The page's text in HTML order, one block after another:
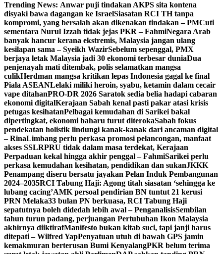
Trending News: Anwar puji tindakan AKPS sita kontena
disyaki bawa dagangan ke IsraelSiasatan RCI TH tanpa
kompromi, yang bersalah akan dikenakan tindakan – PMCuti
sementara Nurul Izzah tidak jejas PKR – FahmiNegara Arab
banyak hancur kerana ekstremis, Malaysia jangan ulang
kesilapan sama – Syeikh WazirSebelum sepenggal, PMX
berjaya letak Malaysia jadi 30 ekonomi terbesar duniaDua
penjenayah mati ditembak, polis selamatkan mangsa
culikHerdman mangsa kritikan lepas Indonesia gagal ke final
Piala ASEANLelaki miliki heroin, syabu, ketamin dalam cecair
vape ditahanPRO-DR 2026 Saratok sedia belia hadapi cabaran
ekonomi digitalKerajaan Sabah kenal pasti pakar atasi krisis
petugas kesihatanPelbagai kemudahan di Sarikei bakal
dipertingkat, ekonomi baharu turut diterokaSabah fokus
pendekatan holistik lindungi kanak-kanak dari ancaman digital
– RinaLimbang perlu perkasa promosi pelancongan, manfaat
akses SSLRPRU tidak dalam masa terdekat, Kerajaan
Perpaduan kekal hingga akhir penggal – FahmiSarikei perlu
perkasa kemudahan kesihatan, pendidikan dan sukanJKKK
Penampang diseru bersatu jayakan Pelan Induk Pembangunan
2024–2035RCI Tabung Haji: Agong titah siasatan ‘sehingga ke
lubang cacing’AMK persoal pendirian BN tuntut 21 kerusi
PRN Melaka33 bulan PN berkuasa, RCI Tabung Haji
sepatutnya boleh didedah lebih awal – PenganalisisSembilan
tahun turun padang, perjuangan Pertubuhan Ikon Malaysia
akhirnya diiktirafManifesto bukan kitab suci, tapi janji harus
ditepati – Wilfred YapPenyatuan utuh di bawah GPS jamin
kemakmuran berterusan Bumi KenyalangPKR belum terima